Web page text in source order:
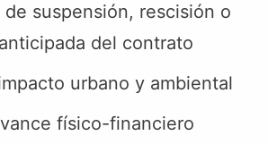
suspensión, rescisión o
del contrato
urbano y ambiental
físico-financiero